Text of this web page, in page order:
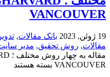
VANCOUVER
19 ژوئن, 2023 بانک مقالات,
مقالات, روش تحقیق, مدیر
VANCOUVER بسته هستند